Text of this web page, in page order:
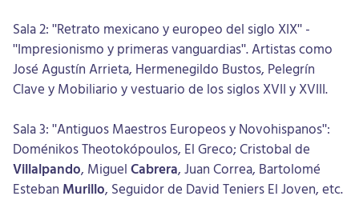
Sala 2: "Retrato mexicano y europeo del siglo XIX" -
"Impresionismo y primeras vanguardias". Artistas como
José Agustín Arrieta, Hermenegildo Bustos, Pelegrín
Clave y Mobiliario y vestuario de los siglos XVII y XVIII.
Sala 3: "Antiguos Maestros Europeos y Novohispanos":
Doménikos Theotokópoulos, El Greco; Cristobal de
Villalpando, Miguel Cabrera, Juan Correa, Bartolomé
Esteban Murillo, Seguidor de David Teniers El Joven, etc.